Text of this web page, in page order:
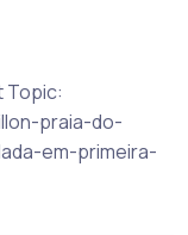
Topic:
praia-do-
em-primeira-